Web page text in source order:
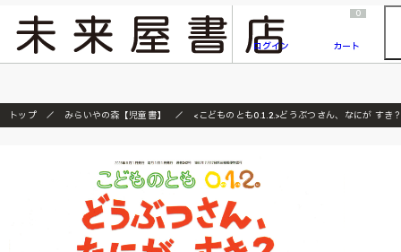
『ONE PIECE magazine 021 ONE PIECEカード付き同梱版』発売延期のご案内
ログイン
0
カート
トップ みらいやの森【児童書】 <こどものとも0.1.2.>どうぶつさん、なにが すき